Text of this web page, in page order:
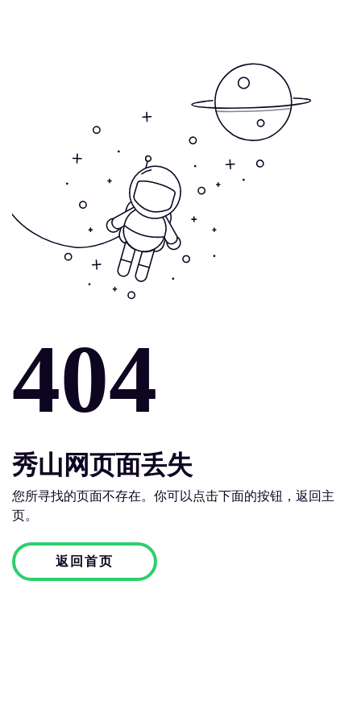
404
秀山网页面丢失
您所寻找的页面不存在。你可以点击下面的按钮，返回主
页。
返回首页